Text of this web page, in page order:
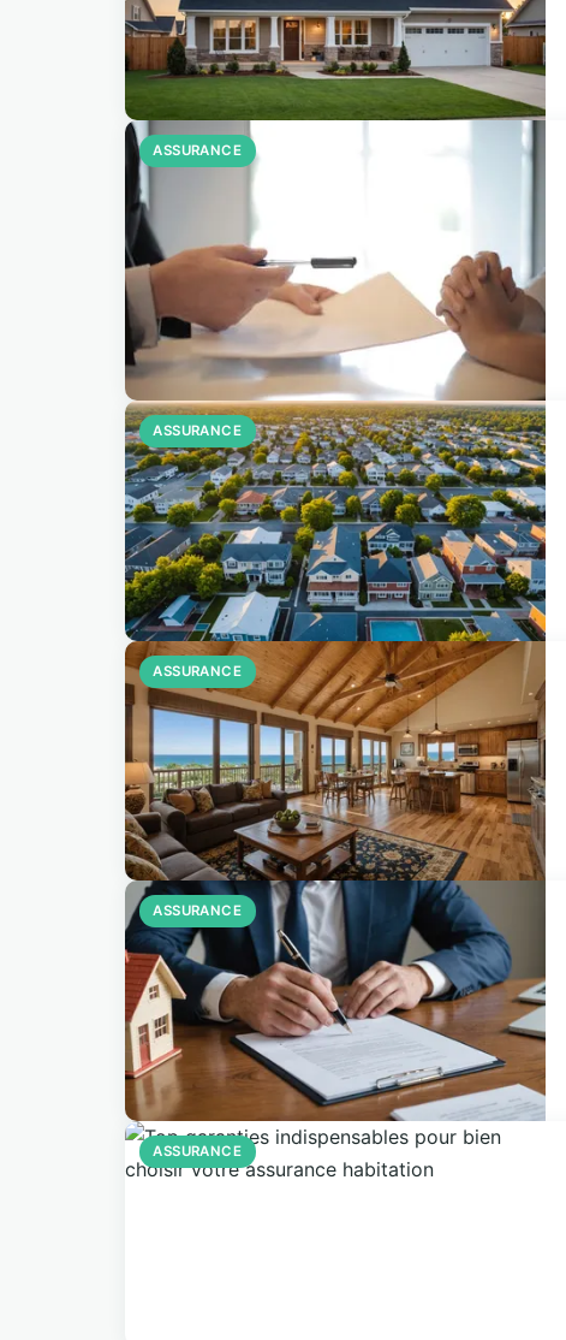
ASSURANCE
ASSURANCE
ASSURANCE
ASSURANCE
ASSURANCE